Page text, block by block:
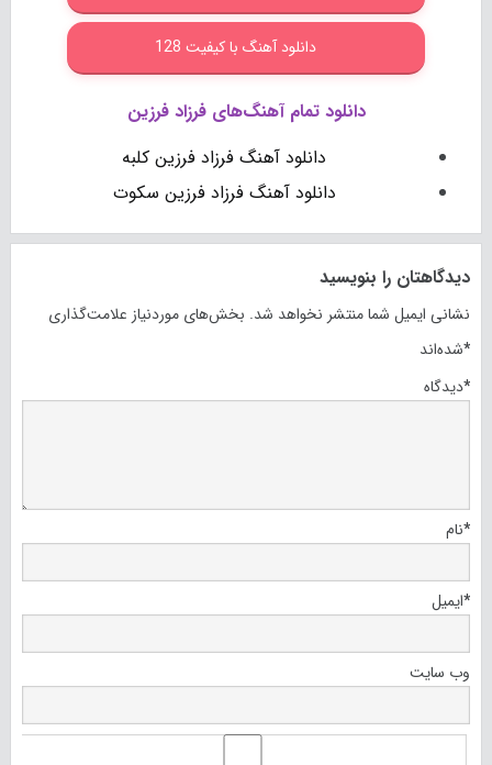
دانلود آهنگ با کیفیت 128
دانلود تمام آهنگ‌های فرزاد فرزین
دانلود آهنگ فرزاد فرزین کلبه
دانلود آهنگ فرزاد فرزین سکوت
دیدگاهتان را بنویسید
نشانی ایمیل شما منتشر نخواهد شد. بخش‌های موردنیاز علامت‌گذاری
شده‌اند*
دیدگاه*
نام*
ایمیل*
وب‌ سایت